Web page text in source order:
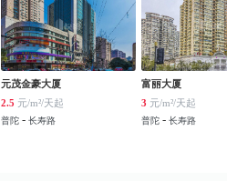
元茂金豪大厦
2.5 元/m²/天起
普陀 - 长寿路
富丽大厦
3 元/m²/天起
普陀- 长寿路